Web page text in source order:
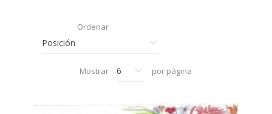
Ordenar
Mostrar por página